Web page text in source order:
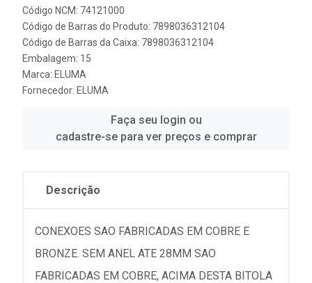
Código NCM: 74121000
Código de Barras do Produto: 7898036312104
Código de Barras da Caixa: 7898036312104
Embalagem: 15
Marca: ELUMA
Fornecedor: ELUMA
Faça seu login ou
cadastre-se para ver preços e comprar
Descrição
CONEXOES SAO FABRICADAS EM COBRE E
BRONZE. SEM ANEL ATE 28MM SAO
FABRICADAS EM COBRE, ACIMA DESTA BITOLA